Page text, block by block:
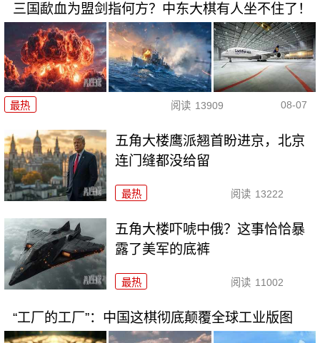
三国歃血为盟剑指何方？中东大棋有人坐不住了！
最热 阅读 13909 08-07
五角大楼鹰派翘首盼进京，北京
连门缝都没给留
最热 阅读 13222
五角大楼吓唬中俄？这事恰恰暴
露了美军的底裤
最热 阅读 11002
“工厂的工厂”：中国这棋彻底颠覆全球工业版图